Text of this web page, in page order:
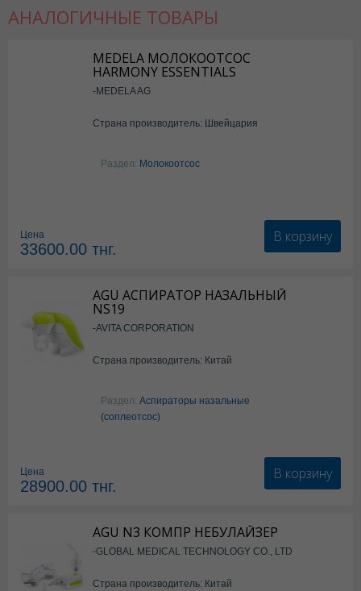
АНАЛОГИЧНЫЕ ТОВАРЫ
MEDELA МОЛОКООТСОС
HARMONY ESSENTIALS
-MEDELA AG
Страна производитель: Швейцария
Раздел: Молокоотсос
Цена
33600.00 тнг.
В корзину
AGU АСПИРАТОР НАЗАЛЬНЫЙ
NS19
-AVITA CORPORATION
Страна производитель: Китай
Раздел: Аспираторы назальные
(соплеотсос)
Цена
28900.00 тнг.
В корзину
AGU N3 КОМПР НЕБУЛАЙЗЕР
-GLOBAL MEDICAL TECHNOLOGY CO., LTD
Страна производитель: Китай